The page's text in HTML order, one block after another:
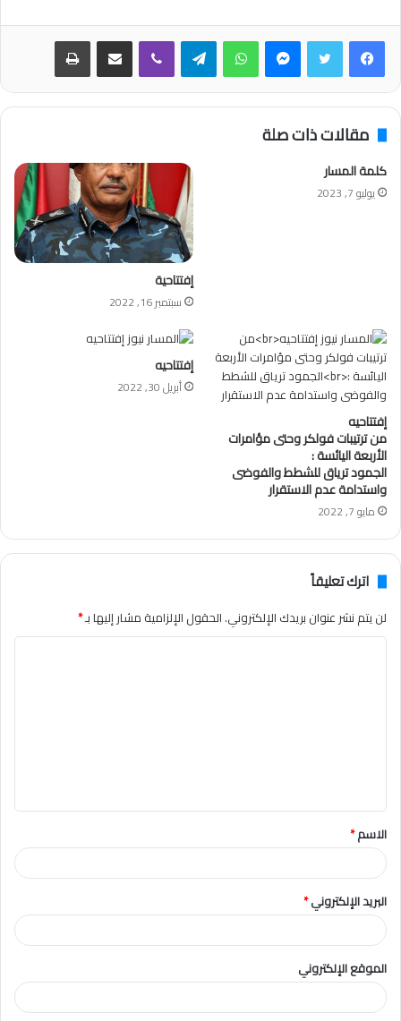
فيسبوكتويتر ماسنجر واتساب تيلقرام ڤايبر مشاركة عبر البريد طباعة
مقالات ذات صلة
كلمة المسار
يوليو 7, 2023
إفتتاحية
سبتمبر 16, 2022
إفتتاحيه
من ترتيبات فولكر وحتى مؤامرات
الأربعة اليائسة :
الجمود ترياق للشطط والفوضى
واستدامة عدم الاستقرار
مايو 7, 2022
إفتتاحيه
أبريل 30, 2022
اترك تعليقاً
لن يتم نشر عنوان بريدك الإلكتروني.الحقول الإلزامية مشار إليها بـ*
ق
*
الاسم*
البريد الإلكتروني*
الموقع الإلكتروني